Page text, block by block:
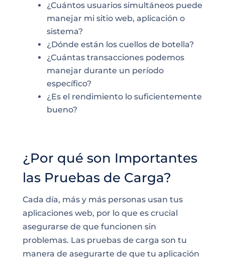
¿Cuántos usuarios simultáneos puede
manejar mi sitio web, aplicación o
sistema?
¿Dónde están los cuellos de botella?
¿Cuántas transacciones podemos
manejar durante un período
específico?
¿Es el rendimiento lo suficientemente
bueno?
¿Por qué son Importantes
las Pruebas de Carga?
Cada día, más y más personas usan tus
aplicaciones web, por lo que es crucial
asegurarse de que funcionen sin
problemas. Las pruebas de carga son tu
manera de asegurarte de que tu aplicación